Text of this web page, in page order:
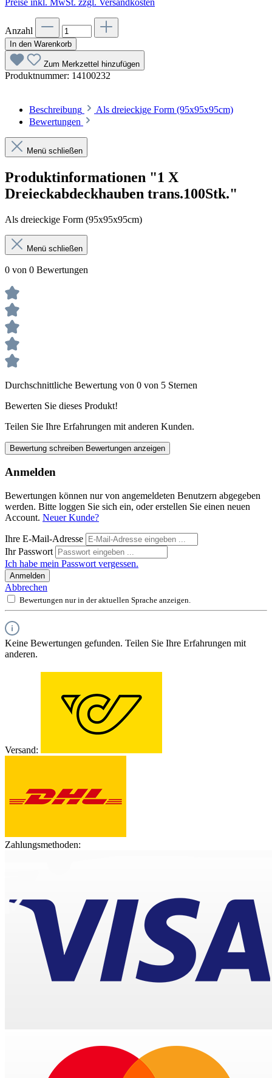
Anzahl
In den Warenkorb
Zum Merkzettel hinzufügen
Produktnummer: 14100232
Beschreibung
Als dreieckige Form (95x95x95cm)
Bewertungen
Menü schließen
Produktinformationen "1 X
Dreieckabdeckhauben trans.100Stk."
Als dreieckige Form (95x95x95cm)
Menü schließen
0 von 0 Bewertungen
Durchschnittliche Bewertung von 0 von 5 Sternen
Bewerten Sie dieses Produkt!
Teilen Sie Ihre Erfahrungen mit anderen Kunden.
Bewertung schreiben Bewertungen anzeigen
Anmelden
Bewertungen können nur von angemeldeten Benutzern abgegeben
werden. Bitte loggen Sie sich ein, oder erstellen Sie einen neuen
Account. Neuer Kunde?
Ihre E-Mail-Adresse
Ihr Passwort
Ich habe mein Passwort vergessen.
Anmelden
Abbrechen
Bewertungen nur in der aktuellen Sprache anzeigen.
Keine Bewertungen gefunden. Teilen Sie Ihre Erfahrungen mit
anderen.
Versand:
Zahlungsmethoden: